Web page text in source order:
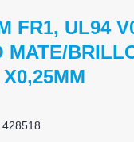
FR1, UL94
MATE/